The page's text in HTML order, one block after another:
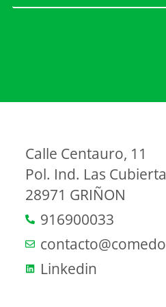
Calle Centauro, 11
Pol. Ind. Las
28971 GRIÑON
916900033
Linkedin